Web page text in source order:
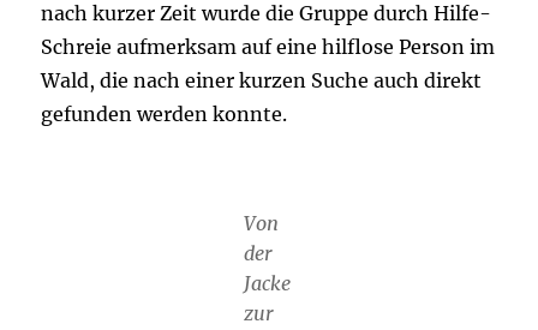
nach kurzer Zeit wurde die Gruppe durch Hilfe-
Schreie aufmerksam auf eine hilflose Person im
Wald, die nach einer kurzen Suche auch direkt
gefunden werden konnte.
Von
der
Jacke
zur